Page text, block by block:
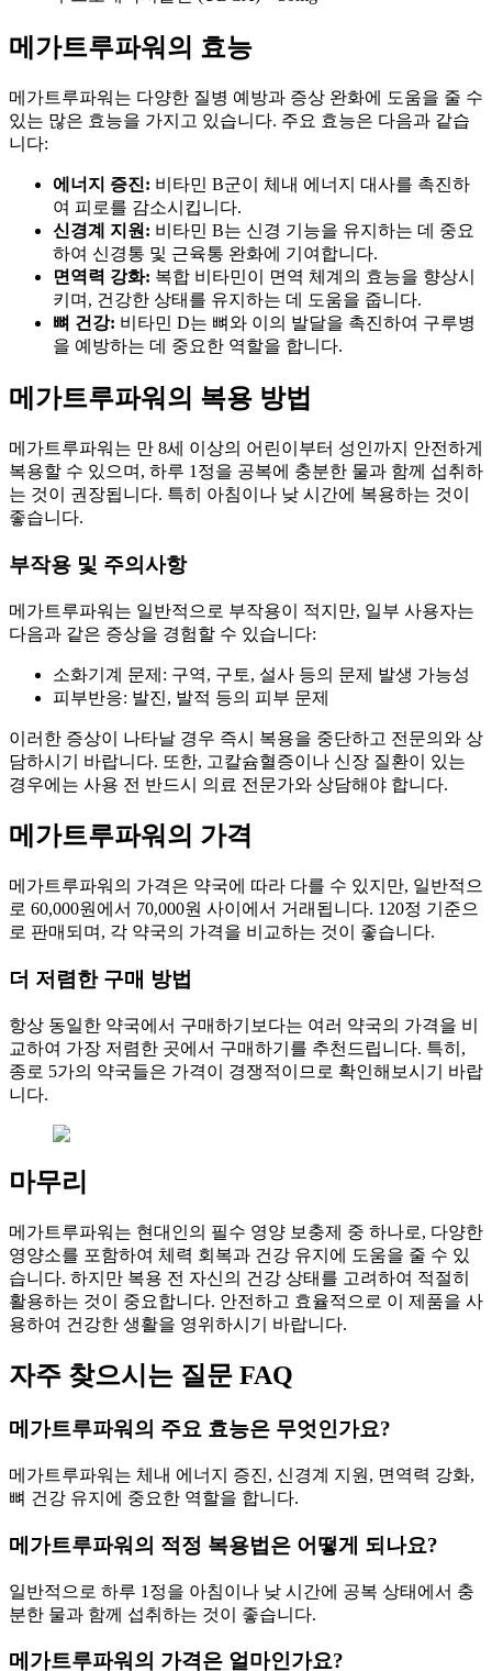
메가트루파워의 효능
메가트루파워는 다양한 질병 예방과 증상 완화에 도움을 줄 수
있는 많은 효능을 가지고 있습니다. 주요 효능은 다음과 같습
니다:
에너지 증진: 비타민 B군이 체내 에너지 대사를 촉진하
여 피로를 감소시킵니다.
신경계 지원: 비타민 B는 신경 기능을 유지하는 데 중요
하여 신경통 및 근육통 완화에 기여합니다.
면역력 강화: 복합 비타민이 면역 체계의 효능을 향상시
키며, 건강한 상태를 유지하는 데 도움을 줍니다.
뼈 건강: 비타민 D는 뼈와 이의 발달을 촉진하여 구루병
을 예방하는 데 중요한 역할을 합니다.
메가트루파워의 복용 방법
메가트루파워는 만 8세 이상의 어린이부터 성인까지 안전하게
복용할 수 있으며, 하루 1정을 공복에 충분한 물과 함께 섭취하
는 것이 권장됩니다. 특히 아침이나 낮 시간에 복용하는 것이
좋습니다.
부작용 및 주의사항
메가트루파워는 일반적으로 부작용이 적지만, 일부 사용자는
다음과 같은 증상을 경험할 수 있습니다:
소화기계 문제: 구역, 구토, 설사 등의 문제 발생 가능성
피부반응: 발진, 발적 등의 피부 문제
이러한 증상이 나타날 경우 즉시 복용을 중단하고 전문의와 상
담하시기 바랍니다. 또한, 고칼슘혈증이나 신장 질환이 있는
경우에는 사용 전 반드시 의료 전문가와 상담해야 합니다.
메가트루파워의 가격
메가트루파워의 가격은 약국에 따라 다를 수 있지만, 일반적으
로 60,000원에서 70,000원 사이에서 거래됩니다. 120정 기준으
로 판매되며, 각 약국의 가격을 비교하는 것이 좋습니다.
더 저렴한 구매 방법
항상 동일한 약국에서 구매하기보다는 여러 약국의 가격을 비
교하여 가장 저렴한 곳에서 구매하기를 추천드립니다. 특히,
종로 5가의 약국들은 가격이 경쟁적이므로 확인해보시기 바랍
니다.
마무리
메가트루파워는 현대인의 필수 영양 보충제 중 하나로, 다양한
영양소를 포함하여 체력 회복과 건강 유지에 도움을 줄 수 있
습니다. 하지만 복용 전 자신의 건강 상태를 고려하여 적절히
활용하는 것이 중요합니다. 안전하고 효율적으로 이 제품을 사
용하여 건강한 생활을 영위하시기 바랍니다.
자주 찾으시는 질문 FAQ
메가트루파워의 주요 효능은 무엇인가요?
메가트루파워는 체내 에너지 증진, 신경계 지원, 면역력 강화,
뼈 건강 유지에 중요한 역할을 합니다.
메가트루파워의 적정 복용법은 어떻게 되나요?
일반적으로 하루 1정을 아침이나 낮 시간에 공복 상태에서 충
분한 물과 함께 섭취하는 것이 좋습니다.
메가트루파워의 가격은 얼마인가요?